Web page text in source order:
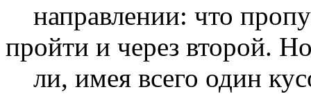
направлении: что
пройти и через второй.
ли, имея всего один